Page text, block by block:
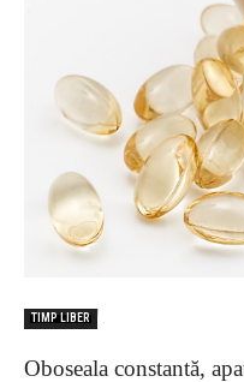
TIMP LIBER
Oboseala constantă,